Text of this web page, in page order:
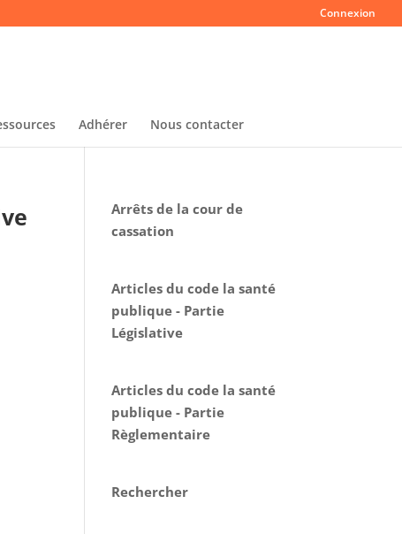
Connexion
Adhérer Nous contacter
Arrêts de la cour de
cassation
Articles du code la santé
publique - Partie
Législative
Articles du code la santé
publique - Partie
Règlementaire
Rechercher